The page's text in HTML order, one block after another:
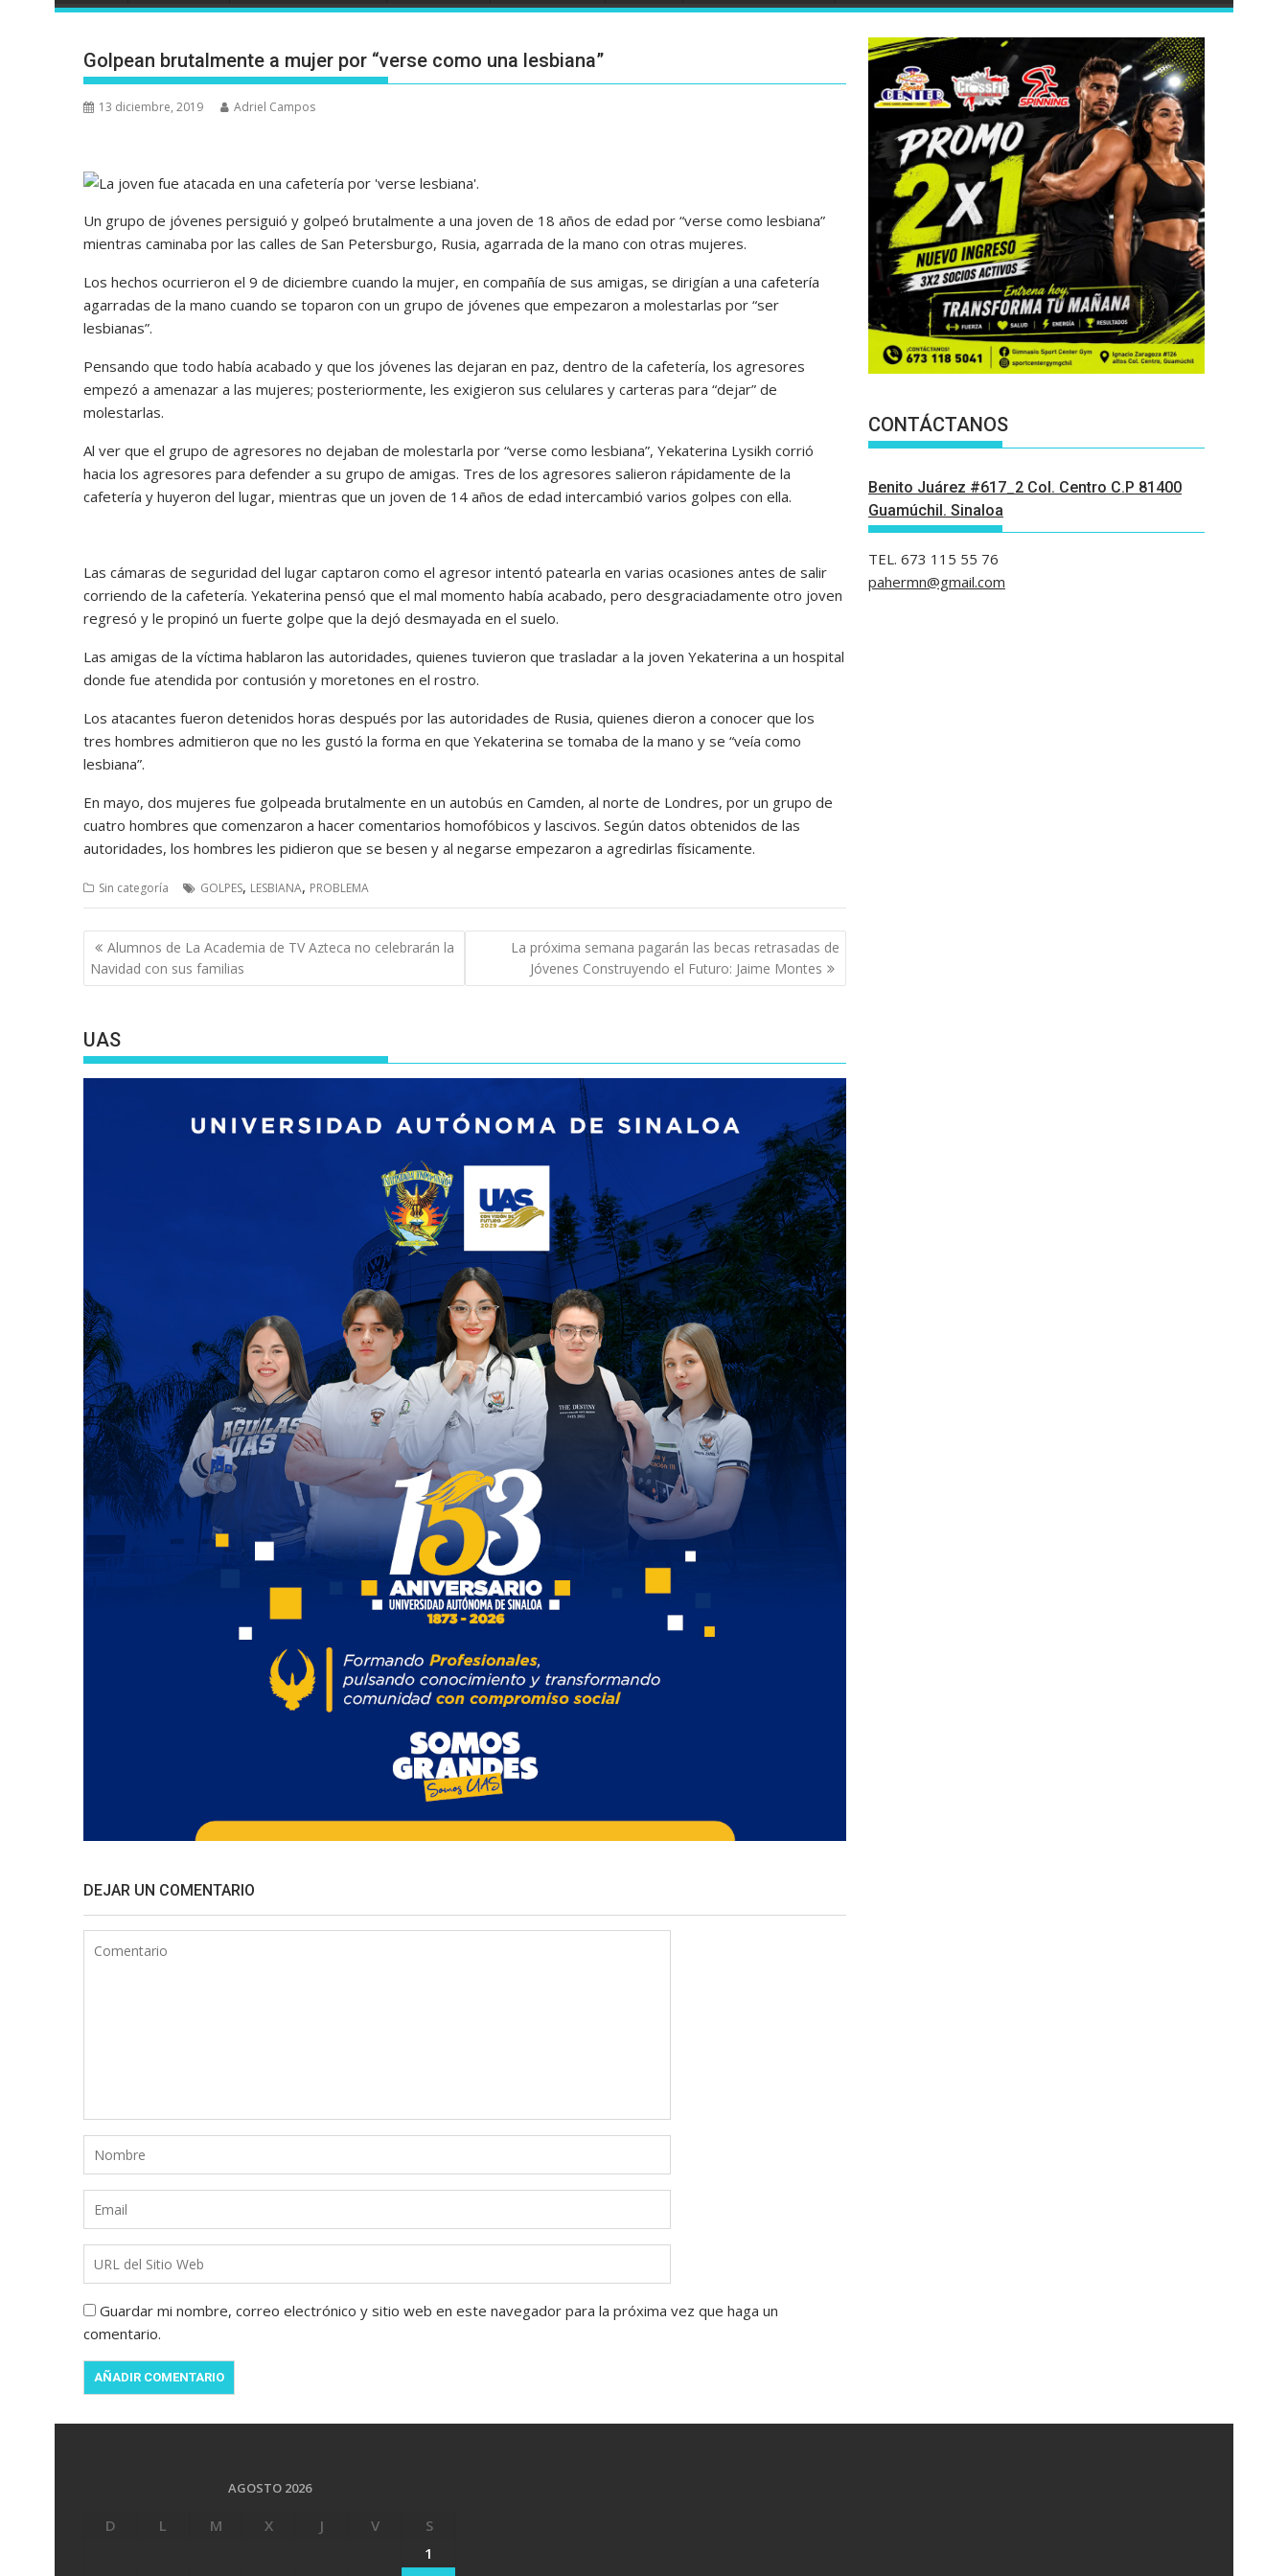
Golpean brutalmente a mujer por “verse como una lesbiana”
13 diciembre, 2019 Adriel Campos
Un grupo de jóvenes persiguió y golpeó brutalmente a una joven de 18 años de edad por “verse como lesbiana”
mientras caminaba por las calles de San Petersburgo, Rusia, agarrada de la mano con otras mujeres.
Los hechos ocurrieron el 9 de diciembre cuando la mujer, en compañía de sus amigas, se dirigían a una cafetería
agarradas de la mano cuando se toparon con un grupo de jóvenes que empezaron a molestarlas por “ser
lesbianas”.
Pensando que todo había acabado y que los jóvenes las dejaran en paz, dentro de la cafetería, los agresores
empezó a amenazar a las mujeres; posteriormente, les exigieron sus celulares y carteras para “dejar” de
molestarlas.
Al ver que el grupo de agresores no dejaban de molestarla por “verse como lesbiana”, Yekaterina Lysikh corrió
hacia los agresores para defender a su grupo de amigas. Tres de los agresores salieron rápidamente de la
cafetería y huyeron del lugar, mientras que un joven de 14 años de edad intercambió varios golpes con ella.
Las cámaras de seguridad del lugar captaron como el agresor intentó patearla en varias ocasiones antes de salir
corriendo de la cafetería. Yekaterina pensó que el mal momento había acabado, pero desgraciadamente otro joven
regresó y le propinó un fuerte golpe que la dejó desmayada en el suelo.
Las amigas de la víctima hablaron las autoridades, quienes tuvieron que trasladar a la joven Yekaterina a un hospital
donde fue atendida por contusión y moretones en el rostro.
Los atacantes fueron detenidos horas después por las autoridades de Rusia, quienes dieron a conocer que los
tres hombres admitieron que no les gustó la forma en que Yekaterina se tomaba de la mano y se “veía como
lesbiana”.
En mayo, dos mujeres fue golpeada brutalmente en un autobús en Camden, al norte de Londres, por un grupo de
cuatro hombres que comenzaron a hacer comentarios homofóbicos y lascivos. Según datos obtenidos de las
autoridades, los hombres les pidieron que se besen y al negarse empezaron a agredirlas físicamente.
Sin categoría GOLPES, LESBIANA, PROBLEMA
Navegación
de
entradas
Alumnos de La Academia de TV Azteca no celebrarán la
Navidad con sus familias
La próxima semana pagarán las becas retrasadas de
Jóvenes Construyendo el Futuro: Jaime Montes
UAS
DEJAR UN COMENTARIO
Guardar mi nombre, correo electrónico y sitio web en este navegador para la próxima vez que haga un
comentario.
CONTÁCTANOS
Benito Juárez #617_2 Col. Centro C.P 81400
Guamúchil. Sinaloa
TEL. 673 115 55 76
pahermn@gmail.com
AGOSTO 2026
D L M X J V
S
1